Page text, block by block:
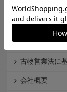
個人情報保護方
Cookieポリシ
特定商取引法
古物営業法に
会社概要